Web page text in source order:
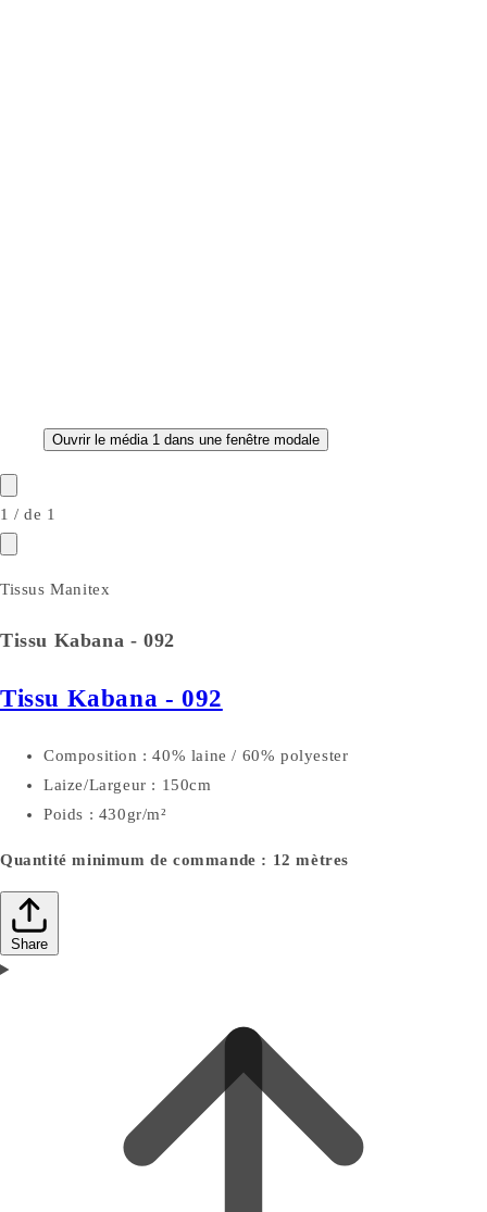
Ouvrir le média 1 dans une fenêtre modale
1 /de 1
Tissus Manitex
Tissu Kabana - 092
Tissu Kabana - 092
Composition : 40% laine / 60% polyester
Laize/Largeur : 150cm
Poids : 430gr/m²
Quantité minimum de commande : 12 mètres
Share